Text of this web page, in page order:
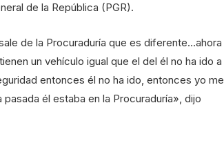
de la República (PGR).
de la Procuraduría que es diferente…ahora
un vehículo igual que el del él no ha ido a
entonces él no ha ido, entonces yo me
él estaba en la Procuraduría», dijo